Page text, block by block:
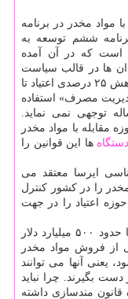
مواد مخدر در برنامه
تصریح می كند: در بند ۵۷ برنامه ششم توسعه به
است كه در آن آمده
ها در قالب سیاست
های كلی ابلاغی و مدیریت مصرف با هدف كاهش ۲۵ درصدی اعتیاد تا
مصرف» استفاده
توجهی نمی نماید.
مقابله با مواد مخدر
دستگاه ها این قوانین را
ایرسا معتقد می
را در كشور كنترل
اعتیاد را در جهت
به گفته وی، چرخش مالی مواد مخدر در دنیا حدود ۵۰۰ میلیارد دلار
از فروش مواد مخدر
یعنی آنها می توانند
دست بگیرند. چرا نباید
مندسازی داشته